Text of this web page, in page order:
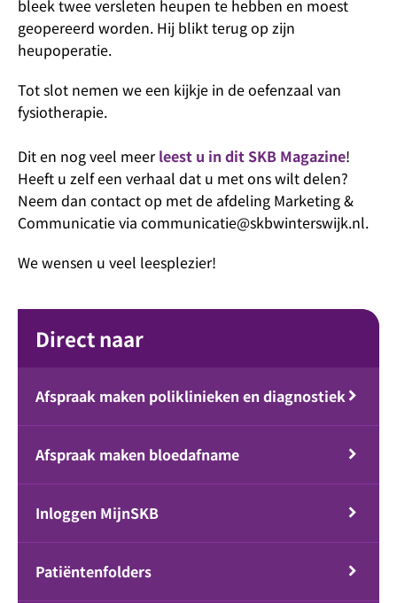
bleek twee versleten heupen te hebben en moest
geopereerd worden. Hij blikt terug op zijn
heupoperatie.
Tot slot nemen we een kijkje in de oefenzaal van
fysiotherapie.
Dit en nog veel meerleest u in dit SKB Magazine!
Heeft u zelf een verhaal dat u met ons wilt delen?
Neem dan contact op met de afdeling Marketing &
Communicatie via communicatie@skbwinterswijk.nl.
We wensen u veel leesplezier!
Direct naar
Afspraak maken poliklinieken en diagnostiek
Afspraak maken bloedafname
Inloggen MijnSKB
Patiëntenfolders